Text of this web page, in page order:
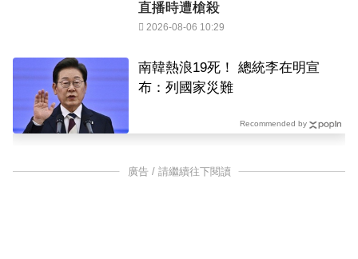
直播時遭槍殺
2026-08-06 10:29
南韓熱浪19死！ 總統李在明宣
布：列國家災難
Recommended by
廣告 / 請繼續往下閱讀